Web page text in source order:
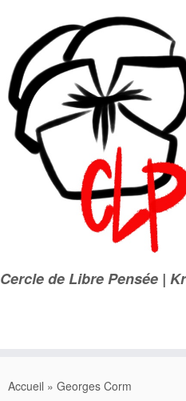
contenu
Cercle de Libre Pensée |
Accueil » Georges Corm